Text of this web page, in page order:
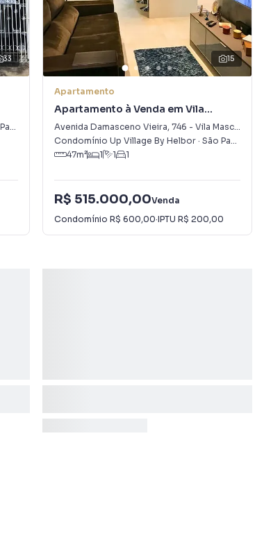
33 15
Apartamento
Apartamento à Venda em Vila
Mascote
Avenida Damasceno Vieira, 746 - Vila Mascote
Condomínio Up Village By Helbor· São Paulo
47m² 1 1 1
R$ 515.000,00Venda
Condomínio R$ 600,00·IPTU R$ 200,00